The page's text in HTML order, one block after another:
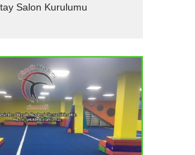
Detaylar
Salon Kurulumu